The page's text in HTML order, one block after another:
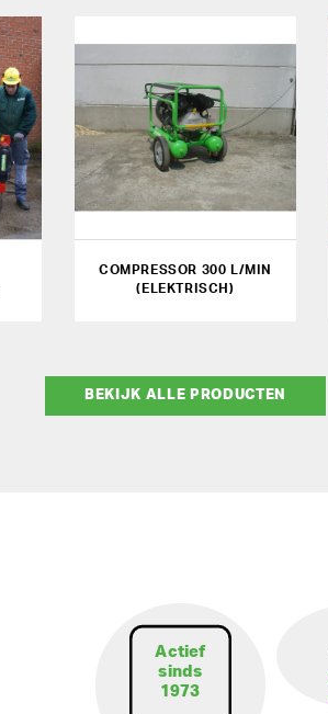
COMPRESSOR 300 L/MIN
(ELEKTRISCH)
BEKIJK ALLE PRODUCTEN
Actief
sinds
1973